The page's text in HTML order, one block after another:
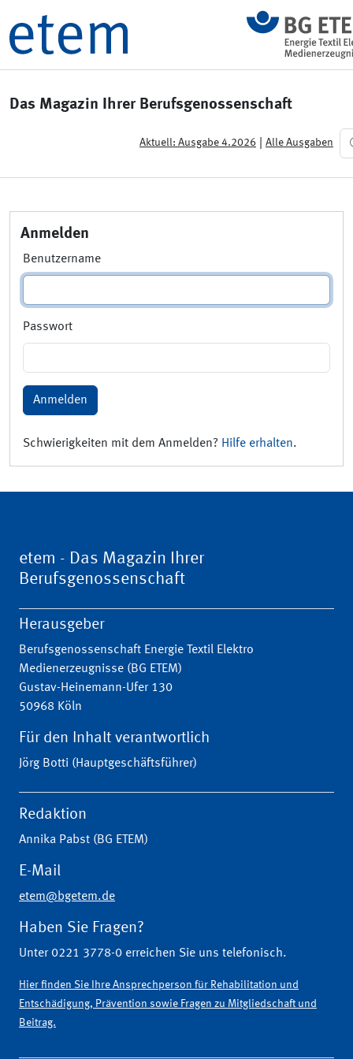
Das Magazin Ihrer Berufsgenossenschaft
Aktuell: Ausgabe 4.2026 Alle Ausgaben
Anmelden
Benutzername
Passwort
Anmelden
Schwierigkeiten mit dem Anmelden? Hilfe erhalten.
etem - Das Magazin Ihrer
Berufsgenossenschaft
Herausgeber
Berufsgenossenschaft Energie Textil Elektro
Medienerzeugnisse (BG ETEM)
Gustav-Heinemann-Ufer 130
50968 Köln
Für den Inhalt verantwortlich
Jörg Botti (Hauptgeschäftsführer)
Redaktion
Annika Pabst (BG ETEM)
E-Mail
etem@bgetem.de
Haben Sie Fragen?
Unter 0221 3778-0 erreichen Sie uns telefonisch.
Hier finden Sie Ihre Ansprechperson für Rehabilitation und
Entschädigung, Prävention sowie Fragen zu Mitgliedschaft und
Beitrag.